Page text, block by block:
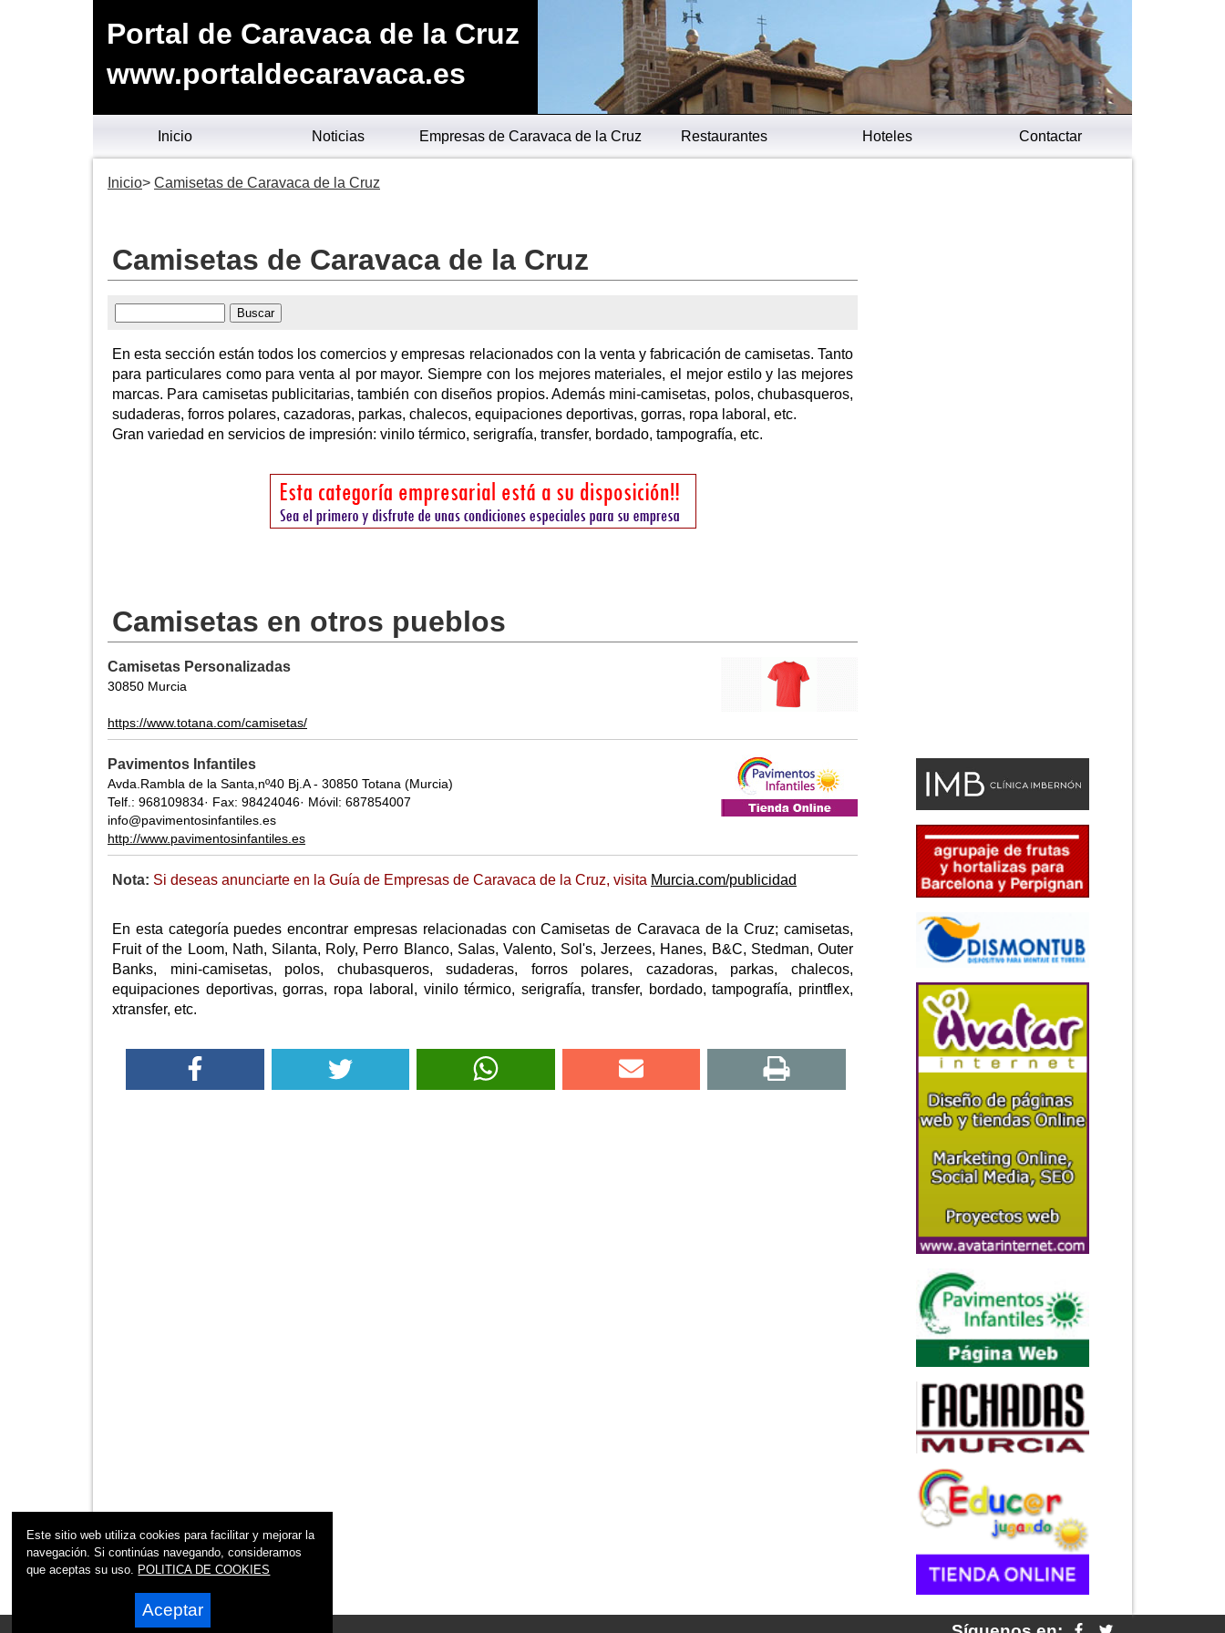
Portal de Caravaca de la Cruz
www.portaldecaravaca.es
Inicio Noticias Empresas de Caravaca de la Cruz Restaurantes Hoteles Contactar
Inicio Camisetas de Caravaca de la Cruz
Camisetas de Caravaca de la Cruz
En esta sección están todos los comercios y empresas relacionados con la venta y fabricación de camisetas. Tanto
para particulares como para venta al por mayor. Siempre con los mejores materiales, el mejor estilo y las mejores
marcas. Para camisetas publicitarias, también con diseños propios. Además mini-camisetas, polos, chubasqueros,
sudaderas, forros polares, cazadoras, parkas, chalecos, equipaciones deportivas, gorras, ropa laboral, etc.
Gran variedad en servicios de impresión: vinilo térmico, serigrafía, transfer, bordado, tampografía, etc.
Camisetas en otros pueblos
Camisetas Personalizadas
30850 Murcia
https://www.totana.com/camisetas/
Pavimentos Infantiles
Avda.Rambla de la Santa,nº40 Bj.A - 30850 Totana (Murcia)
Telf.: 968109834· Fax: 98424046· Móvil: 687854007
info@pavimentosinfantiles.es
http://www.pavimentosinfantiles.es
Nota: Si deseas anunciarte en la Guía de Empresas de Caravaca de la Cruz, visita Murcia.com/publicidad
En esta categoría puedes encontrar empresas relacionadas con Camisetas de Caravaca de la Cruz; camisetas,
Fruit of the Loom, Nath, Silanta, Roly, Perro Blanco, Salas, Valento, Sol's, Jerzees, Hanes, B&C, Stedman, Outer
Banks, mini-camisetas, polos, chubasqueros, sudaderas, forros polares, cazadoras, parkas, chalecos,
equipaciones deportivas, gorras, ropa laboral, vinilo térmico, serigrafía, transfer, bordado, tampografía, printflex,
xtransfer, etc.
Este sitio web utiliza cookies para facilitar y mejorar la
navegación. Si continúas navegando, consideramos
que aceptas su uso. POLITICA DE COOKIES
Aceptar